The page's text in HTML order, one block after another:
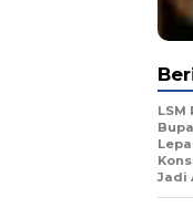
LSM
Jadi